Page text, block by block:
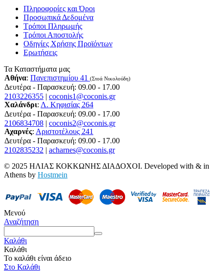
Πληροφορίες και Όροι
Προσωπικά Δεδομένα
Τρόποι Πληρωμής
Τρόποι Αποστολής
Οδηγίες Χρήσης Προϊόντων
Ερωτήσεις
Τα Καταστήματα μας
Αθήνα: Πανεπιστημίου 41 (Στοά Νικολούδη)
Δευτέρα - Παρασκευή: 09.00 - 17.00
2103226355 | coconis1@coconis.gr
Χαλάνδρι: Λ. Κηφισίας 264
Δευτέρα - Παρασκευή: 09.00 - 17.00
2106834708 | coconis2@coconis.gr
Αχαρνές: Αριστοτέλους 241
Δευτέρα - Παρασκευή: 09.00 - 17.00
2102835232 | acharnes@coconis.gr
© 2025 ΗΛΙΑΣ ΚΟΚΚΩΝΗΣ ΔΙΑΔΟΧΟΙ. Developed with & in
Athens by Hostmein
Μενού
Αναζήτηση
Καλάθι
Καλάθι
Το καλάθι είναι άδειο
Στο Καλάθι